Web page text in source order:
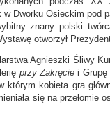
Dworku Osieckim
znany polski
otworzył
Agnieszki Śliwy
przy Zakręcie i Grupę
kobieta gra
się na